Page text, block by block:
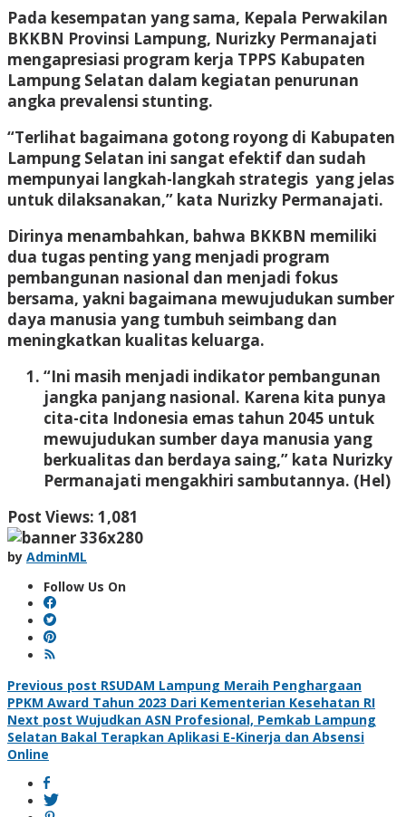
Pada kesempatan yang sama, Kepala Perwakilan
BKKBN Provinsi Lampung, Nurizky Permanajati
mengapresiasi program kerja TPPS Kabupaten
Lampung Selatan dalam kegiatan penurunan
angka prevalensi stunting.
“Terlihat bagaimana gotong royong di Kabupaten
Lampung Selatan ini sangat efektif dan sudah
mempunyai langkah-langkah strategis yang jelas
untuk dilaksanakan,” kata Nurizky Permanajati.
Dirinya menambahkan, bahwa BKKBN memiliki
dua tugas penting yang menjadi program
pembangunan nasional dan menjadi fokus
bersama, yakni bagaimana mewujudukan sumber
daya manusia yang tumbuh seimbang dan
meningkatkan kualitas keluarga.
“Ini masih menjadi indikator pembangunan
jangka panjang nasional. Karena kita punya
cita-cita Indonesia emas tahun 2045 untuk
mewujudukan sumber daya manusia yang
berkualitas dan berdaya saing,” kata Nurizky
Permanajati mengakhiri sambutannya. (Hel)
Post Views: 1,081
by AdminML
Follow Us On
Post
navigation
Previous post RSUDAM Lampung Meraih Penghargaan
PPKM Award Tahun 2023 Dari Kementerian Kesehatan RI
Next post Wujudkan ASN Profesional, Pemkab Lampung
Selatan Bakal Terapkan Aplikasi E-Kinerja dan Absensi
Online